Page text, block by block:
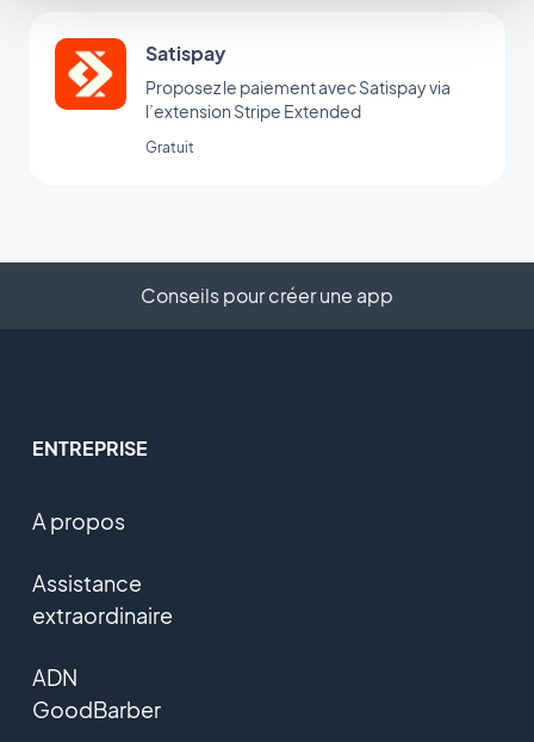
Satispay
Proposez le paiement avec Satispay via
l’extension Stripe Extended
Gratuit
Conseils pour créer une app
ENTREPRISE
A propos
Assistance
extraordinaire
ADN
GoodBarber